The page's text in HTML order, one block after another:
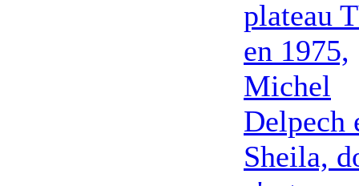
plateau
en 1975,
Michel
Delpech
Sheila,